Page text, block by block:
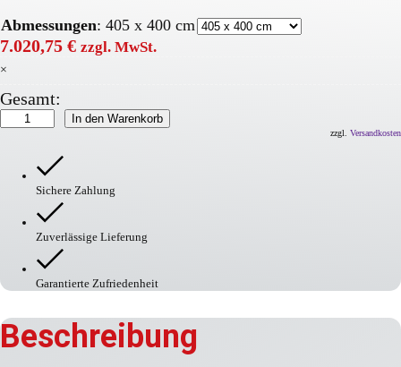
Abmessungen: 405 x 400 cm
7.020,75 € zzgl. MwSt.
×
Gesamt:
GAMMA
Plateau
In den Warenkorb
zzgl. Versandkosten
Sichere Zahlung
Zuverlässige Lieferung
Garantierte Zufriedenheit
Beschreibung